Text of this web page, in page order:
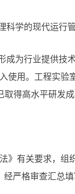
科学的现代运行
成为行业提供技
使用。工程实
得高水平研发成
》有关要求，
严格审查汇总